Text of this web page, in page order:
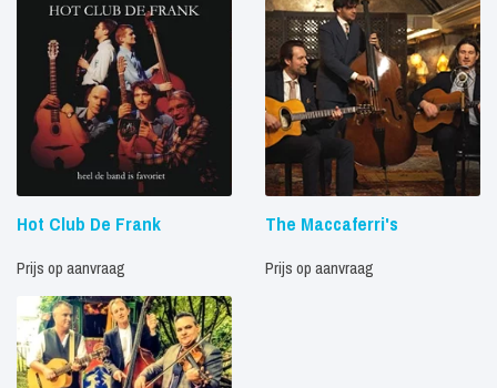
Hot Club De Frank
Prijs op aanvraag
The Maccaferri's
Prijs op aanvraag